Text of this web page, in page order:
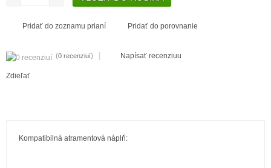
Pridať do zoznamu prianí Pridať do porovnanie
(0 recenziuí) Napísať recenziuu
Zdieľať
Kompatibilná atramentová náplň: